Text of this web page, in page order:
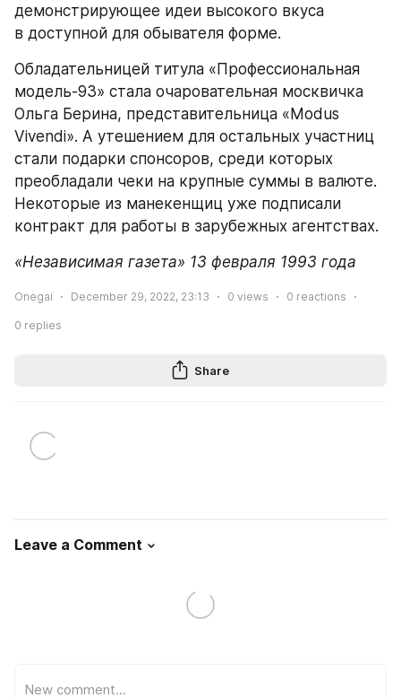
демонстрирующее идеи высокого вкуса
в доступной для обывателя форме.
Обладательницей титула «Профессиональная
модель-93» стала очаровательная москвичка
Ольга Берина, представительница «Modus
Vivendi». А утешением для остальных участниц
стали подарки спонсоров, среди которых
преобладали чеки на крупные суммы в валюте.
Некоторые из манекенщиц уже подписали
контракт для работы в зарубежных агентствах.
«Независимая газета» 13 февраля 1993 года
Onegai December 29, 2022, 23:13 0 views 0 reactions
0 replies
Share
Leave a Comment